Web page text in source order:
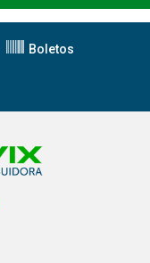
Boletos